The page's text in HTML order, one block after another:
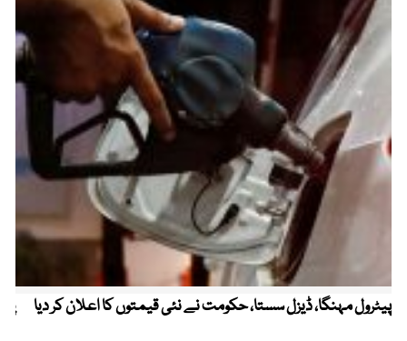
پیٹرول مہنگا، ڈیزل سستا، حکومت نے نئی قیمتوں کا اعلان کر دیا